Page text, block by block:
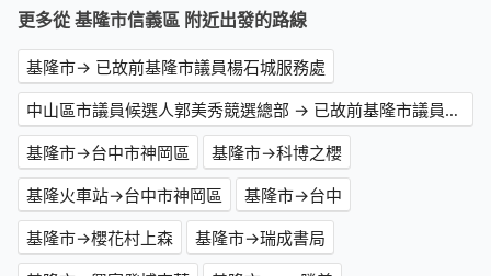
更多從 基隆市信義區 附近出發的路線
基隆市→ 已故前基隆市議員楊石城服務處
中山區市議員候選人郭美秀競選總部 → 已故前基隆市議員楊石城服務處
基隆市→台中市神岡區
基隆市→科博之櫻
基隆火車站→台中市神岡區
基隆市→台中
基隆市→櫻花村上森
基隆市→瑞成書局